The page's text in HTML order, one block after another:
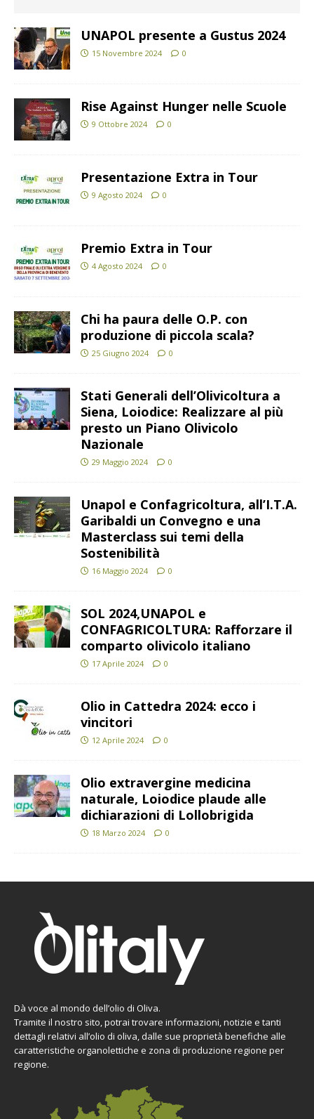
UNAPOL presente a Gustus 2024
15 Novembre 2024 0
Rise Against Hunger nelle Scuole
9 Ottobre 2024 0
Presentazione Extra in Tour
9 Agosto 2024 0
Premio Extra in Tour
4 Agosto 2024 0
Chi ha paura delle O.P. con
produzione di piccola scala?
25 Giugno 2024 0
Stati Generali dell’Olivicoltura a
Siena, Loiodice: Realizzare al più
presto un Piano Olivicolo
Nazionale
29 Maggio 2024 0
Unapol e Confagricoltura, all’I.T.A.
Garibaldi un Convegno e una
Masterclass sui temi della
Sostenibilità
16 Maggio 2024 0
SOL 2024,UNAPOL e
CONFAGRICOLTURA: Rafforzare il
comparto olivicolo italiano
17 Aprile 2024 0
Olio in Cattedra 2024: ecco i
vincitori
12 Aprile 2024 0
Olio extravergine medicina
naturale, Loiodice plaude alle
dichiarazioni di Lollobrigida
18 Marzo 2024 0
Dà voce al mondo dell’olio di Oliva.
Tramite il nostro sito, potrai trovare informazioni, notizie e tanti
dettagli relativi all’olio di oliva, dalle sue proprietà benefiche alle
caratteristiche organolettiche e zona di produzione regione per
regione.